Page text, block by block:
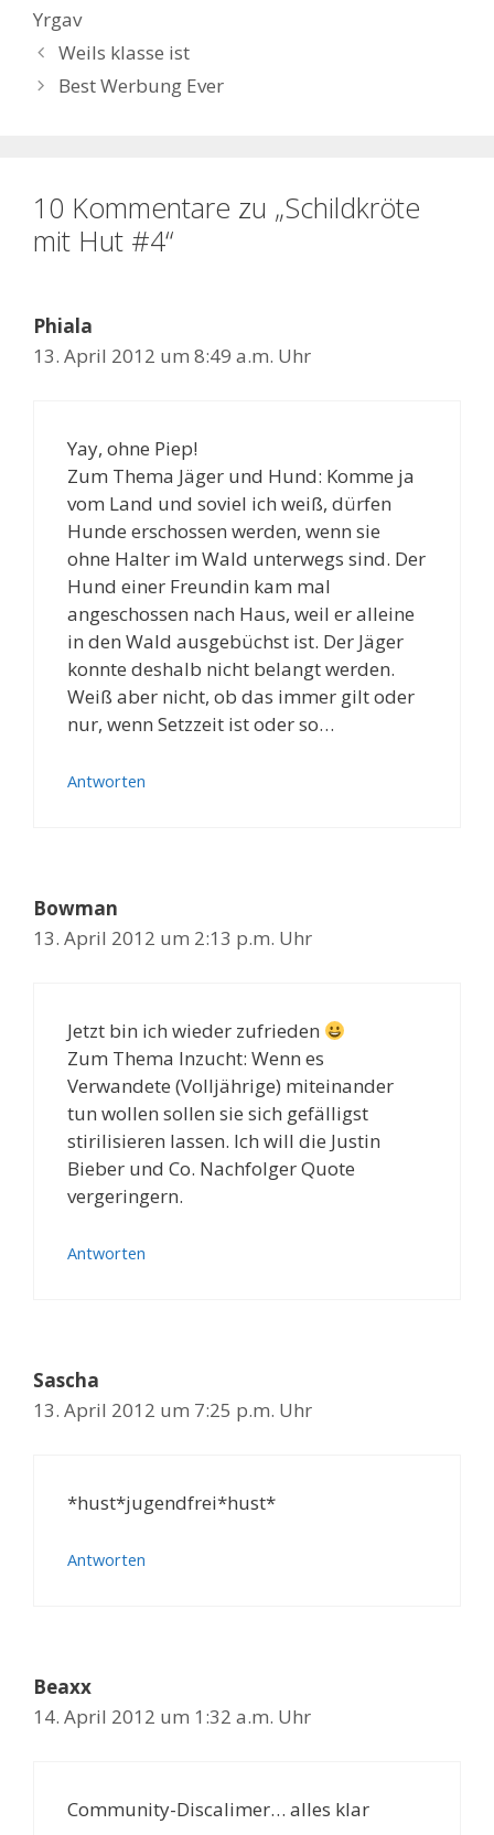
Yrgav
Weils klasse ist
Best Werbung Ever
10 Kommentare zu „Schildkröte
mit Hut #4“
Phiala
13. April 2012 um 8:49 a.m. Uhr
Yay, ohne Piep!
Zum Thema Jäger und Hund: Komme ja
vom Land und soviel ich weiß, dürfen
Hunde erschossen werden, wenn sie
ohne Halter im Wald unterwegs sind. Der
Hund einer Freundin kam mal
angeschossen nach Haus, weil er alleine
in den Wald ausgebüchst ist. Der Jäger
konnte deshalb nicht belangt werden.
Weiß aber nicht, ob das immer gilt oder
nur, wenn Setzzeit ist oder so…
Antworten
Bowman
13. April 2012 um 2:13 p.m. Uhr
Jetzt bin ich wieder zufrieden
Zum Thema Inzucht: Wenn es
Verwandete (Volljährige) miteinander
tun wollen sollen sie sich gefälligst
stirilisieren lassen. Ich will die Justin
Bieber und Co. Nachfolger Quote
vergeringern.
Antworten
Sascha
13. April 2012 um 7:25 p.m. Uhr
*hust*jugendfrei*hust*
Antworten
Beaxx
14. April 2012 um 1:32 a.m. Uhr
Community-Discalimer… alles klar